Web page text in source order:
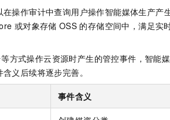
操作审计中查询用户操作智能媒体生产产
或对象存储 OSS 的存储空间中，满足实
方式操作云资源时产生的管控事件，智能
义后续将逐步完善。
事件含义
NEW
v4-pro
，专为长程任务能力而生
平台 PAI 大模型
发、训练和推理服务
基于千问大模型等，支持代码智能生成、研发智能问答
Kubernetes 版 ACK
式管理容器应用的 K8s 服务
Qoder
面向真实软件
Agent，打造自进化智能体
持久记忆，越用越聪明
GStack，拥有专属 AI 工程团队
5 分钟轻松部
模型订阅计划
Max 首发尝鲜，限时加量 10 倍，夜间低至2折
搭子，覆盖日常办公高频场景
建站低至 15元/月
支持 Qwen 3.8-Max NEW
AI 广告创作
图文、视频一
0 代码专业建
识别
查询
查询
JAVA
操作系统
WordPress
云网络合作
成为服务
服务生态伙伴
长 信息公告
官网公告
健康状态
量
魔搭
魔搭
高校合作
云工开物